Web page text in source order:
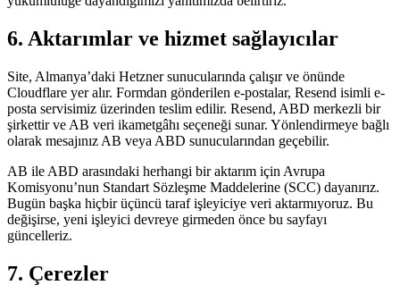
6. Aktarımlar ve hizmet sağlayıcılar
Site, Almanya’daki Hetzner sunucularında çalışır ve önünde
Cloudflare yer alır. Formdan gönderilen e-postalar, Resend isimli e-
posta servisimiz üzerinden teslim edilir. Resend, ABD merkezli bir
şirkettir ve AB veri ikametgâhı seçeneği sunar. Yönlendirmeye bağlı
olarak mesajınız AB veya ABD sunucularından geçebilir.
AB ile ABD arasındaki herhangi bir aktarım için Avrupa
Komisyonu’nun Standart Sözleşme Maddelerine (SCC) dayanırız.
Bugün başka hiçbir üçüncü taraf işleyiciye veri aktarmıyoruz. Bu
değişirse, yeni işleyici devreye girmeden önce bu sayfayı
güncelleriz.
7. Çerezler